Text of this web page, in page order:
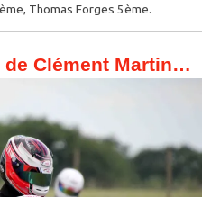
Thomas Forges 5ème.
de Clément Martin…